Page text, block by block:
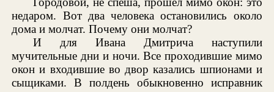
недаром. Вот два человека остановились около
дома и молчат. Почему они молчат?
И для Ивана Дмитрича наступили
мучительные дни и ночи. Все проходившие мимо
окон и входившие во двор казались шпионами и
сыщиками. В полдень обыкновенно исправник